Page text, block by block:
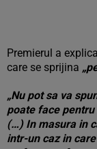
Premierul a
care se sprijina
„Nu pot sa va
poate face
(…) In masura in
intr-un caz in